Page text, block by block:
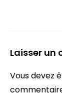
Laisser un
Vous devez